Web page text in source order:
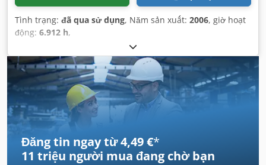
Tình trạng: đã qua sử dụng, Năm sản xuất: 2006, giờ hoạt
động: 6.912 h,
Đăng tin ngay từ 4,49 €*
11 triệu người mua đang chờ bạn